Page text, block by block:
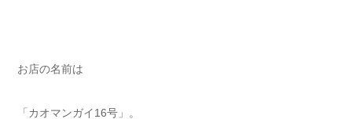
お店の名前は
「カオマンガイ16号」。